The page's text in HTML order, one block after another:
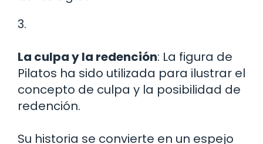
3.
La culpa y la redención: La figura de
Pilatos ha sido utilizada para ilustrar el
concepto de culpa y la posibilidad de
redención.
Su historia se convierte en un espejo